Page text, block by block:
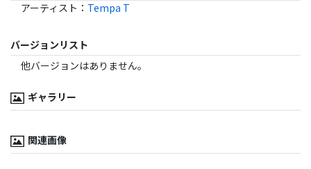
アーティスト ： Tempa T
バージョンリスト
他バージョンはありません。
ギャラリー
関連画像